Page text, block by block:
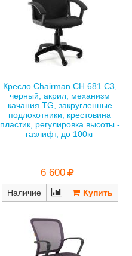
Кресло Chairman CH 681 C3,
черный, акрил, механизм
качания TG, закругленные
подлокотники, крестовина
пластик, регулировка высоты -
газлифт, до 100кг
6 600
Наличие